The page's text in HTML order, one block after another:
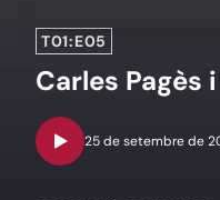
T01:E05
Carles